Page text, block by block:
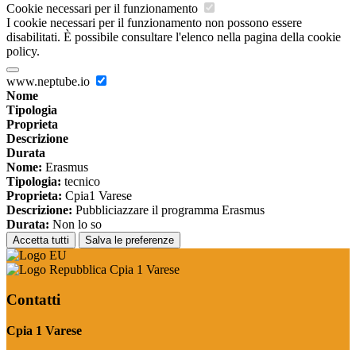
Cookie necessari per il funzionamento
I cookie necessari per il funzionamento non possono essere
disabilitati. È possibile consultare l'elenco nella pagina della cookie
policy.
www.neptube.io
Nome
Tipologia
Proprieta
Descrizione
Durata
Nome: Erasmus
Tipologia: tecnico
Proprieta: Cpia1 Varese
Descrizione: Pubbliciazzare il programma Erasmus
Durata: Non lo so
Accetta tutti Salva le preferenze
Cpia 1 Varese
Contatti
Cpia 1 Varese